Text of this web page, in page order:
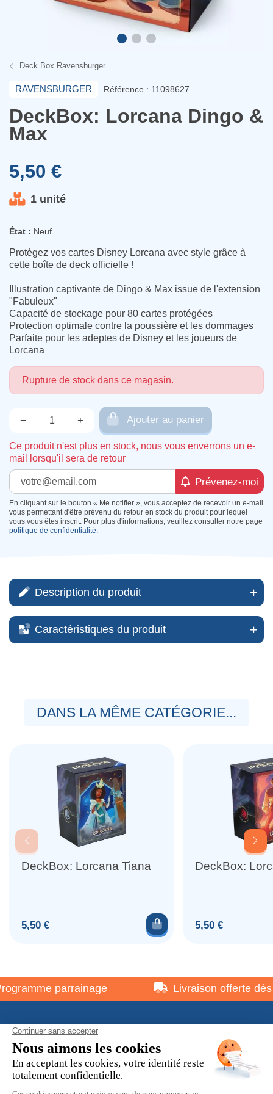
Deck Box Ravensburger
RAVENSBURGER Référence : 11098627
DeckBox: Lorcana Dingo &
Max
5,50 €
1 unité
État : Neuf
Protégez vos cartes Disney Lorcana avec style grâce à
cette boîte de deck officielle !
Illustration captivante de Dingo & Max issue de l'extension
"Fabuleux"
Capacité de stockage pour 80 cartes protégées
Protection optimale contre la poussière et les dommages
Parfaite pour les adeptes de Disney et les joueurs de
Lorcana
Rupture de stock dans ce magasin.
− + Ajouter au panier
Ce produit n'est plus en stock, nous vous enverrons un e-
mail lorsqu'il sera de retour
Prévenez-moi
En cliquant sur le bouton « Me notifier », vous acceptez de recevoir un e-mail
vous permettant d'être prévenu du retour en stock du produit pour lequel
vous vous êtes inscrit. Pour plus d'informations, veuillez consulter notre page
politique de confidentialité.
Description du produit
Caractéristiques du produit
DANS LA MÊME CATÉGORIE...
DeckBox: Lorcana Tiana
Prix
5,50 € Ajouter au panier
DeckBox:
Prix
5,50 €
parrainage Livraison offerte dès
À propos
Informations pratiques